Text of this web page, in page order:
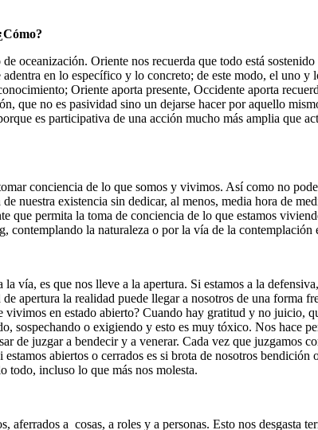
oceanización. Oriente nos recuerda que todo está
en lo específico y lo concreto; de este modo, el uno y
Oriente aporta presente, Occidente aporta
que no es pasividad sino un dejarse hacer por aquello
es participativa de una acción mucho más amplia que
conciencia de lo que somos y vivimos. Así como no
nuestra existencia sin dedicar, al menos, media hora de
que permita la toma de conciencia de lo que estamos
contemplando la naturaleza o por la vía de la contemplación
vía, es que nos lleve a la apertura. Si estamos a la defensiva,
apertura la realidad puede llegar a nosotros de una forma
vivimos en estado abierto? Cuando hay gratitud y no juicio,
sospechando o exigiendo y esto es muy tóxico. Nos hace
de juzgar a bendecir y a venerar. Cada vez que juzgamos
abiertos o cerrados es si brota de nosotros bendición
todo, incluso lo que más nos molesta.
a cosas, a roles y a personas. Esto nos desgasta